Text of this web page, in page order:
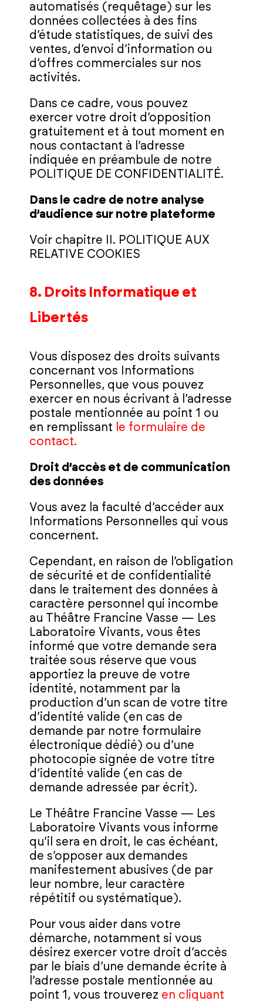
automatisés (requêtage) sur les
données collectées à des fins
d’étude statistiques, de suivi des
ventes, d’envoi d’information ou
d’offres commerciales sur nos
activités.
Dans ce cadre, vous pouvez
exercer votre droit d’opposition
gratuitement et à tout moment en
nous contactant à l’adresse
indiquée en préambule de notre
POLITIQUE DE CONFIDENTIALITÉ.
Dans le cadre de notre analyse
d’audience sur notre plateforme
Voir chapitre II. POLITIQUE AUX
RELATIVE COOKIES
8. Droits Informatique et
Libertés
Vous disposez des droits suivants
concernant vos Informations
Personnelles, que vous pouvez
exercer en nous écrivant à l’adresse
postale mentionnée au point 1 ou
en remplissant le formulaire de
contact.
Droit d’accès et de communication
des données
Vous avez la faculté d’accéder aux
Informations Personnelles qui vous
concernent.
Cependant, en raison de l’obligation
de sécurité et de confidentialité
dans le traitement des données à
caractère personnel qui incombe
au Théâtre Francine Vasse — Les
Laboratoire Vivants, vous êtes
informé que votre demande sera
traitée sous réserve que vous
apportiez la preuve de votre
identité, notamment par la
production d’un scan de votre titre
d’identité valide (en cas de
demande par notre formulaire
électronique dédié) ou d’une
photocopie signée de votre titre
d’identité valide (en cas de
demande adressée par écrit).
Le Théâtre Francine Vasse — Les
Laboratoire Vivants vous informe
qu’il sera en droit, le cas échéant,
de s’opposer aux demandes
manifestement abusives (de par
leur nombre, leur caractère
répétitif ou systématique).
Pour vous aider dans votre
démarche, notamment si vous
désirez exercer votre droit d’accès
par le biais d’une demande écrite à
l’adresse postale mentionnée au
point 1, vous trouverez en cliquant